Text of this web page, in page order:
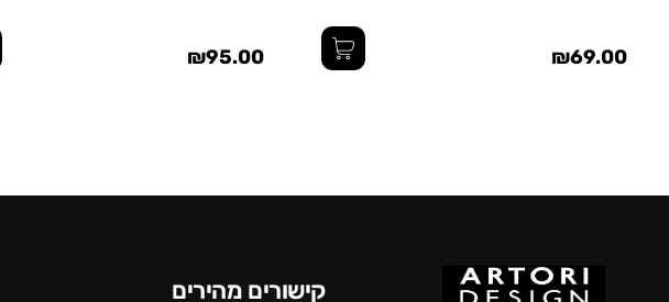
₪69.00
₪95.00
קישורים מהירים